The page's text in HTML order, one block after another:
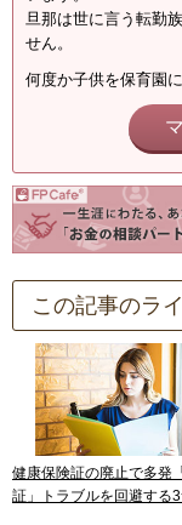
旦那は世に言う転勤
せん。
何度か子供を保育園
この記事のラ
健康保険証の廃止で多発
証」トラブルを回避する